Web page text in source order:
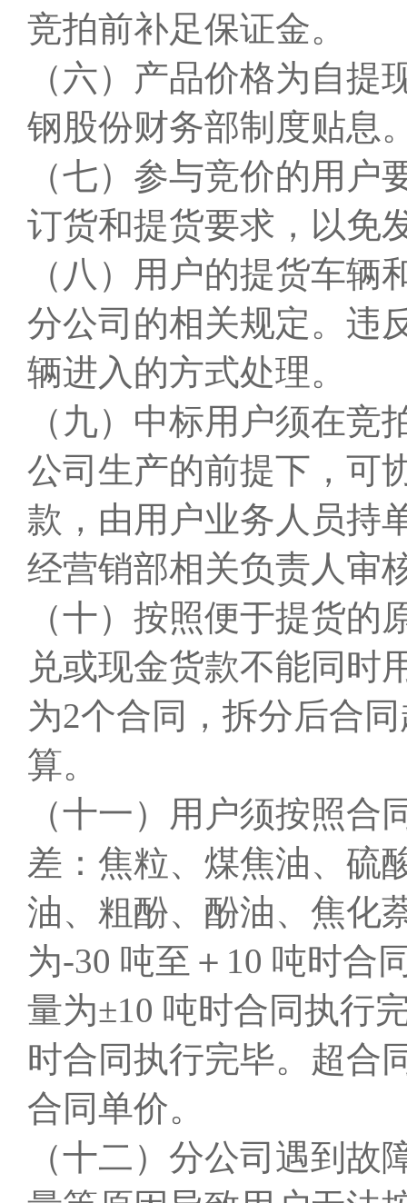
竞拍前补足保证金。
（六）产品价格为自
钢股份财务部制度贴息
（七）参与竞价的用
订货和提货要求，以免
（八）用户的提货车
分公司的相关规定。违
辆进入的方式处理。
（九）中标用户须在
公司生产的前提下，可
款，由用户业务人员持
经营销部相关负责人审
（十）按照便于提货
兑或现金货款不能同时
为2个合同，拆分后合
算。
（十一）用户须按照
差：焦粒、煤焦油、硫
油、粗酚、酚油、焦化
为-30 吨至＋10 吨时合
量为±10 吨时合同执行
时合同执行完毕。超合
合同单价。
（十二）分公司遇到